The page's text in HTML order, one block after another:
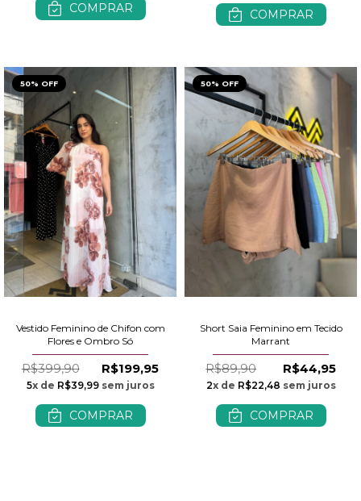
COMPRAR COMPRAR
50% OFF
Vestido Feminino de Chifon com
Flores e Ombro Só
R$399,90 R$199,95
5x de R$39,99sem juros
COMPRAR
50% OFF
Short Saia Feminino em Tecido
Marrant
R$89,90 R$44,95
2x de R$22,48 sem juros
COMPRAR